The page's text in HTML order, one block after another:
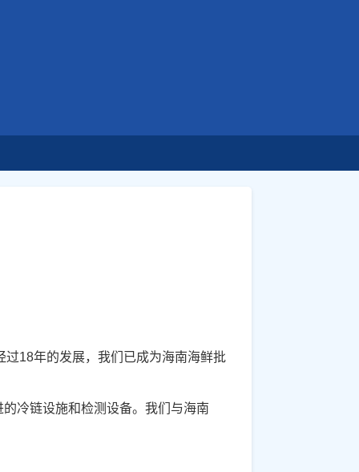
18年的发展，我们已成为海南海鲜批
冷链设施和检测设备。我们与海南